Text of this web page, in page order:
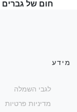
חום של גברים
מידע
לגבי השמלה
מדיניות פרטיות